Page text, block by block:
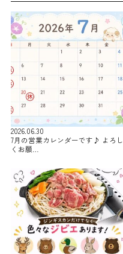
2026.06.30
7月の営業カレンダーです♪ よろし
くお願…